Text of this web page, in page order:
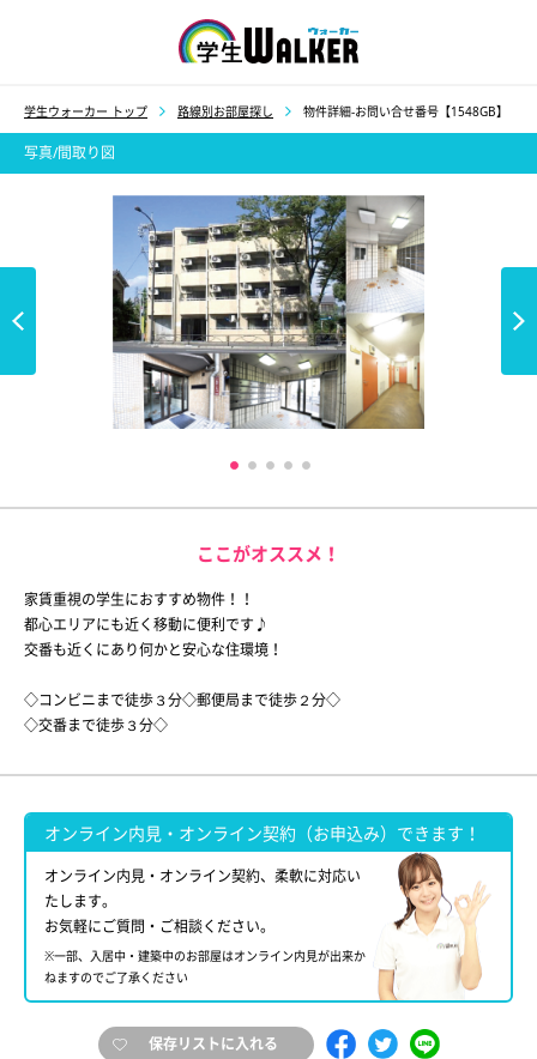
学生ウォーカー トップ 路線別お部屋探し 物件詳細-お問い合せ番号【1548GB】
写真/間取り図
ここがオススメ！
家賃重視の学生におすすめ物件！！
都心エリアにも近く移動に便利です♪
交番も近くにあり何かと安心な住環境！
◇コンビニまで徒歩３分◇郵便局まで徒歩２分◇
◇交番まで徒歩３分◇
オンライン内見・オンライン契約（お申込み）できます！
オンライン内見・オンライン契約、柔軟に対応い
たします。
お気軽にご質問・ご相談ください。
※一部、入居中・建築中のお部屋はオンライン内見が出来か
ねますのでご了承ください
保存リストに入れる